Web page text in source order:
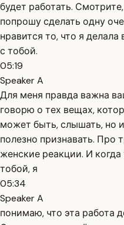
будет работать.
попрошу сделать одну
нравится то, что я
с тобой.
05:19
Speaker A
Для меня правда важна
говорю о тех вещах,
может быть, слышать, но
полезно признавать. Про
женские реакции. И
тобой, я
05:34
Speaker A
понимаю, что эта работа